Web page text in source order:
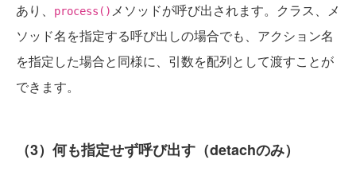
あり、
process() メソッドが呼び出されます。クラス、メ
ソッド名を指定する呼び出しの場合でも、アクション名
を指定した場合と同様に、引数を配列として渡すことが
できます。
（3）何も指定せず呼び出す（detachのみ）